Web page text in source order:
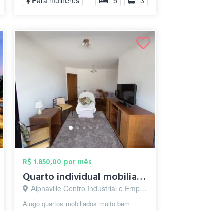
R$ 1.850,00 por mês
Quarto individual mobiliado no centro de...
Alphaville Centro Industrial e Empresarial/Alphaville., Barueri - SP
Alugo quartos mobiliados muito bem